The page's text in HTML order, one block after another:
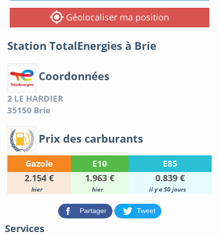
Géolocaliser ma position
Station TotalEnergies à Brie
Coordonnées
2 LE HARDIER
35150 Brie
Prix des carburants
Gazole E10 E85
2.154 € 1.963 € 0.839 €
hier hier il y a 50 jours
Partager Tweet
Services